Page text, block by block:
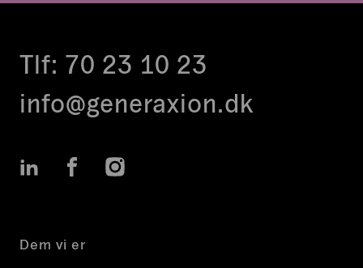
Tlf: 70 23 10 23
info@generaxion.dk
LinkedInFacebookInstagram
Dem vi er